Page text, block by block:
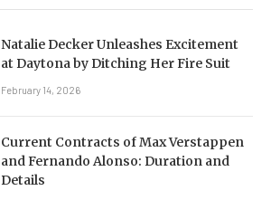
Natalie Decker Unleashes Excitement
at Daytona by Ditching Her Fire Suit
February 14, 2026
Current Contracts of Max Verstappen
and Fernando Alonso: Duration and
Details